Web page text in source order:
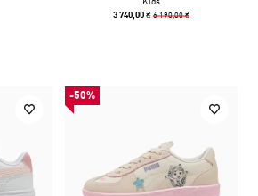
3 740,00 ₴6 190,00 ₴
-50%